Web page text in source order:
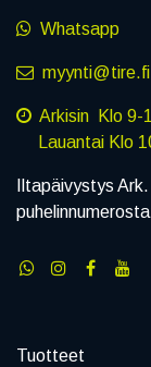
Whatsapp
myynti@tire.fi
Arkisin Klo 9-
Lauantai Klo
Iltapäivystys
Tuotteet